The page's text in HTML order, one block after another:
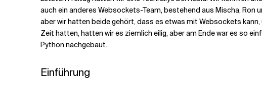
Verwandte Themen
auch ein anderes Websockets-Team, bestehend aus Mischa, Ron
aber wir hatten beide gehört, dass es etwas mit Websockets kann,
Zeit hatten, hatten wir es ziemlich eilig, aber am Ende war es so
Python nachgebaut.
Einführung